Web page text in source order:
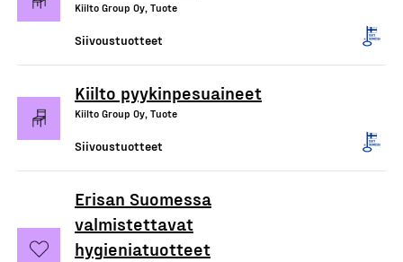
Kiilto Group Oy, Tuote
Siivoustuotteet
Kiilto pyykinpesuaineet
Kiilto Group Oy, Tuote
Siivoustuotteet
Erisan Suomessa
valmistettavat
hygieniatuotteet